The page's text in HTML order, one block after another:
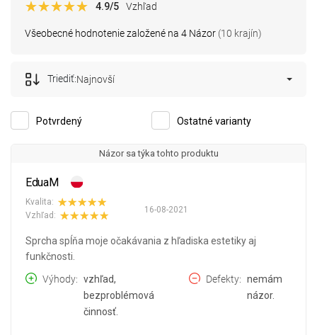
Všeobecné hodnotenie založené na 4 Názor (10 krajín)
4.9/5 Vzhľad
Potvrdený Ostatné varianty
Triediť:Najnovší
Názor sa týka tohto produktu
EduaM
16-08-2021
Kvalita:
Vzhľad:
Sprcha spĺňa moje očakávania z hľadiska estetiky aj
funkčnosti.
Výhody
vzhľad,
bezproblémová
činnosť.
Defekty
nemám
názor.